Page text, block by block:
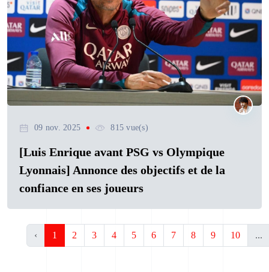
09 nov. 2025 815 vue(s)
[Luis Enrique avant PSG vs Olympique
Lyonnais] Annonce des objectifs et de la
confiance en ses joueurs
‹ 1 2 3 4 5 6 7 8 9 10 ...